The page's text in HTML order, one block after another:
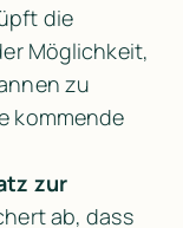
die
Möglichkeit,
zu
kommende
zur
ab, dass